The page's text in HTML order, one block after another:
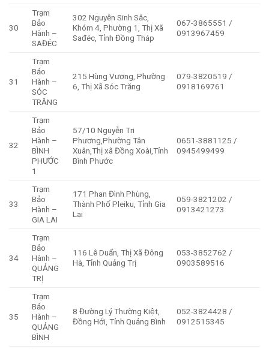
30
Trạm
Bảo
Hành –
SAĐÉC
302 Nguyễn Sinh Sắc,
Khóm 4, Phường 1, Thị Xã
Sađéc, Tỉnh Đồng Tháp
067-3865551 /
0913967459
31
Trạm
Bảo
Hành –
SÓC
TRĂNG
215 Hùng Vương, Phường
6, Thị Xã Sóc Trăng
079-3820519 /
0918169761
32
Trạm
Bảo
Hành –
BÌNH
PHƯỚC
1
57/10 Nguyễn Tri
Phương,Phường Tân
Xuân,Thị xã Đồng Xoài,Tỉnh
Bình Phước
0651-3881125 /
0945499499
33
Trạm
Bảo
Hành –
GIA LAI
171 Phan Đình Phùng,
Thành Phố Pleiku, Tỉnh Gia
Lai
059-3821202 /
0913421273
34
Trạm
Bảo
Hành –
QUẢNG
TRỊ
116 Lê Duẩn, Thị Xã Đông
Hà, Tỉnh Quảng Trị
053-3852762 /
0903589516
35
Trạm
Bảo
Hành –
QUẢNG
BÌNH
8 Đường Lý Thường Kiệt,
Đồng Hới, Tỉnh Quảng Bình
052-3824428 /
0912515345